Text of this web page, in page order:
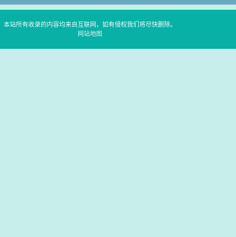
本站所有收录的内容均来自互联网，如有侵权我们将尽快删除。
网站地图